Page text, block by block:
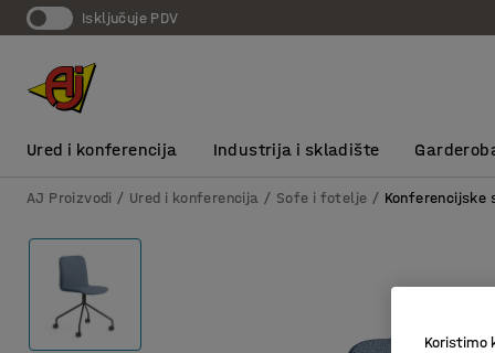
Isključuje PDV
Ured i konferencija Industrija i skladište
AJ Proizvodi Ured i konferencija Sofe i fotelje Konferencijske
Koristimo